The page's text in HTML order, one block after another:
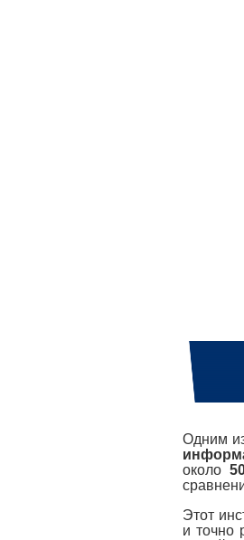
Одним
около
Этот
и точно